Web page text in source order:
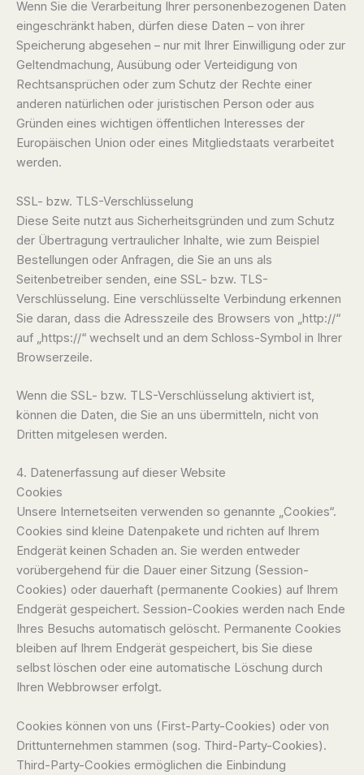
Wenn Sie die Verarbeitung Ihrer personenbezogenen Daten
eingeschränkt haben, dürfen diese Daten – von ihrer
Speicherung abgesehen – nur mit Ihrer Einwilligung oder zur
Geltendmachung, Ausübung oder Verteidigung von
Rechtsansprüchen oder zum Schutz der Rechte einer
anderen natürlichen oder juristischen Person oder aus
Gründen eines wichtigen öffentlichen Interesses der
Europäischen Union oder eines Mitgliedstaats verarbeitet
werden.
SSL- bzw. TLS-Verschlüsselung
Diese Seite nutzt aus Sicherheitsgründen und zum Schutz
der Übertragung vertraulicher Inhalte, wie zum Beispiel
Bestellungen oder Anfragen, die Sie an uns als
Seitenbetreiber senden, eine SSL- bzw. TLS-
Verschlüsselung. Eine verschlüsselte Verbindung erkennen
Sie daran, dass die Adresszeile des Browsers von „http://“
auf „https://“ wechselt und an dem Schloss-Symbol in Ihrer
Browserzeile.
Wenn die SSL- bzw. TLS-Verschlüsselung aktiviert ist,
können die Daten, die Sie an uns übermitteln, nicht von
Dritten mitgelesen werden.
4. Datenerfassung auf dieser Website
Cookies
Unsere Internetseiten verwenden so genannte „Cookies“.
Cookies sind kleine Datenpakete und richten auf Ihrem
Endgerät keinen Schaden an. Sie werden entweder
vorübergehend für die Dauer einer Sitzung (Session-
Cookies) oder dauerhaft (permanente Cookies) auf Ihrem
Endgerät gespeichert. Session-Cookies werden nach Ende
Ihres Besuchs automatisch gelöscht. Permanente Cookies
bleiben auf Ihrem Endgerät gespeichert, bis Sie diese
selbst löschen oder eine automatische Löschung durch
Ihren Webbrowser erfolgt.
Cookies können von uns (First-Party-Cookies) oder von
Drittunternehmen stammen (sog. Third-Party-Cookies).
Third-Party-Cookies ermöglichen die Einbindung